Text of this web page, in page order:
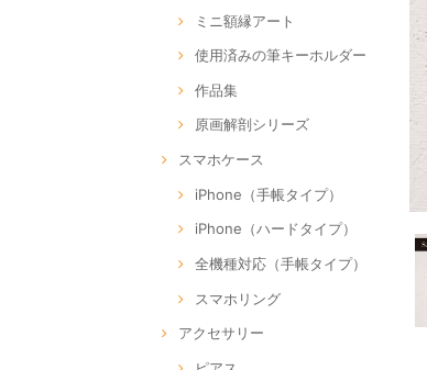
ミニ額縁アート
使用済みの筆キーホルダー
作品集
原画解剖シリーズ
スマホケース
iPhone（手帳タイプ）
iPhone（ハードタイプ）
全機種対応（手帳タイプ）
スマホリング
アクセサリー